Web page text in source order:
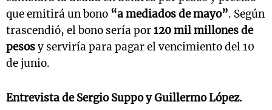
que emitirá un bono “a mediados de mayo”. Según
trascendió, el bono sería por120 mil millones de
pesosy serviría para pagar el vencimiento del 10
de junio.
Entrevista de Sergio Suppo y Guillermo López.